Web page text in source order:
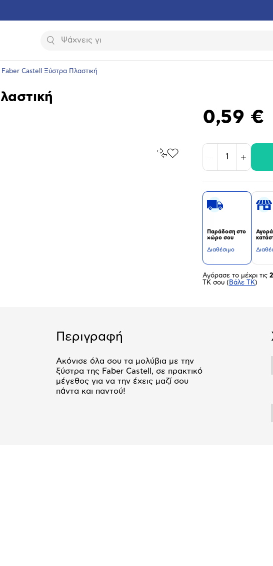
Αναζήτηση
Faber Castell Ξύστρα Πλαστική
Σύγκρινέ
Προσθήκη
Αγαπημένα
0,59 €
Μείωση Αύξηση
Παράδοση στο
χώρο σου
Διαθέσιμο
Αγόρασε το μέχρι τις
ΤΚ σου ( Βάλε ΤΚ)
Περιγραφή
Ακόνισε όλα σου τα μολύβια με την
ξύστρα της Faber Castell, σε πρακτικό
μέγεθος για να την έχεις μαζί σου
πάντα και παντού!